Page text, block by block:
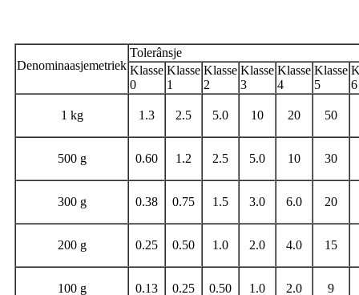
Denominaasjemetriek
Tolerânsje
Klasse
0
Klasse
1
Klasse
2
Klasse
3
Klasse
4
Klasse
5
6
1 kg 1.3 2.5 5.0 10 20 50
500 g 0.60 1.2 2.5 5.0 10 30
300 g 0.38 0.75 1.5 3.0 6.0 20
200 g 0.25 0.50 1.0 2.0 4.0 15
100 g 0.13 0.25 0.50 1.0 2.0 9